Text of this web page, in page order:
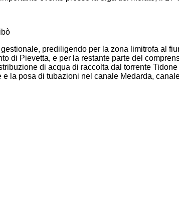
prediligendo per la zona limitrofa al
di Pievetta, e per la restante parte del
di acqua di raccolta dal torrente
la posa di tubazioni nel canale Medarda,